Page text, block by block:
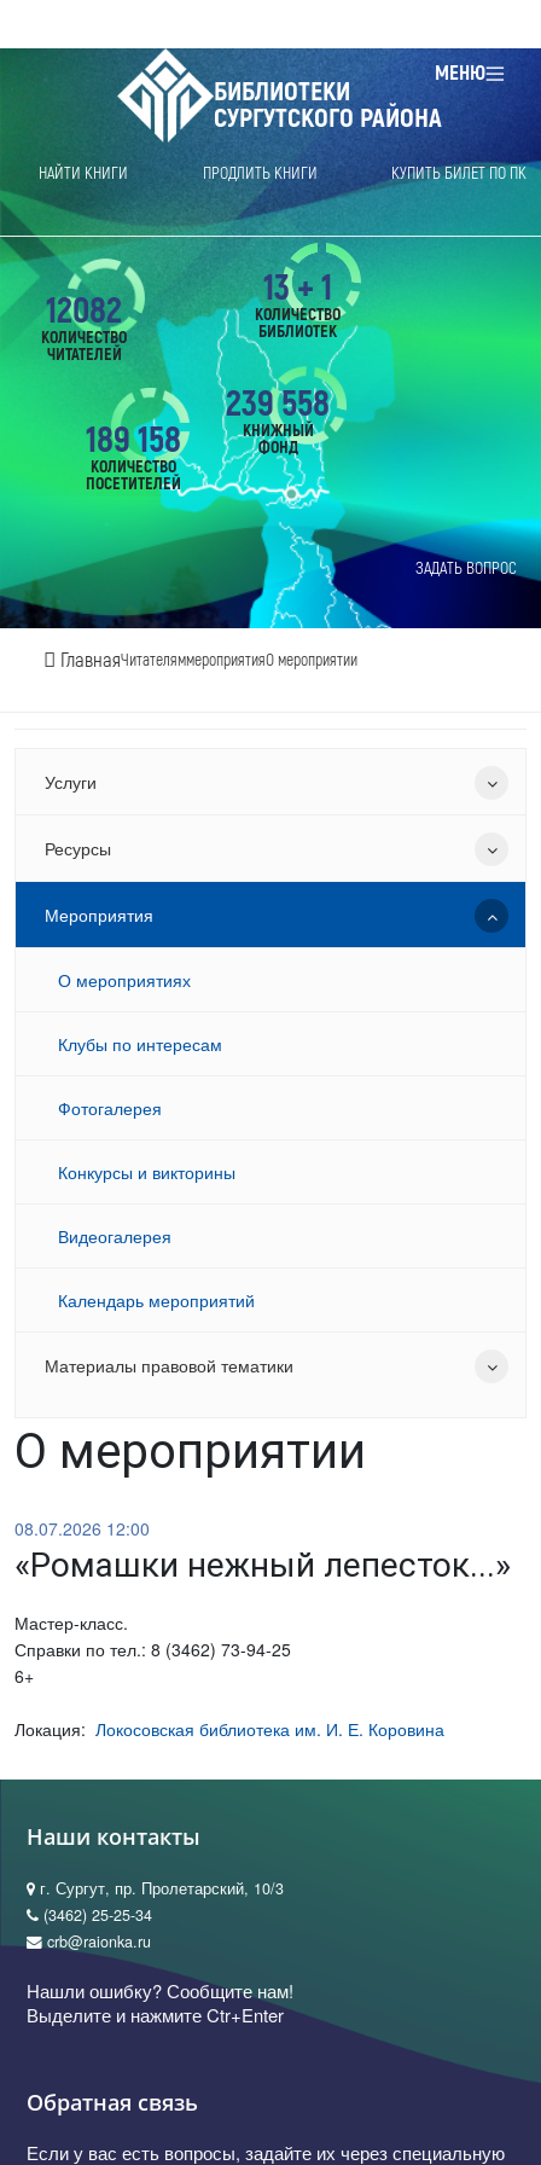
МЕНЮ
БИБЛИОТЕКИ
СУРГУТСКОГО РАЙОНА
НАЙТИ КНИГИ ПРОДЛИТЬ КНИГИ КУПИТЬ БИЛЕТ ПО ПК
ЗАДАТЬ ВОПРОС
ГлавнаяЧитателяммероприятияО мероприятии
12082
КОЛИЧЕСТВО
ЧИТАТЕЛЕЙ
189 158
КОЛИЧЕСТВО
ПОСЕТИТЕЛЕЙ
239 558
КНИЖНЫЙ
ФОНД
13 + 1
КОЛИЧЕСТВО
БИБЛИОТЕК
Услуги
Ресурсы
Мероприятия
О мероприятиях
Клубы по интересам
Фотогалерея
Конкурсы и викторины
Видеогалерея
Календарь мероприятий
Материалы правовой тематики
О мероприятии
08.07.2026 12:00
«Ромашки нежный лепесток...»
Мастер-класс.
Справки по тел.: 8 (3462) 73-94-25
6+
Локация: Локосовская библиотека им. И. Е. Коровина
Наши контакты
г. Сургут, пр. Пролетарский, 10/3
(3462) 25-25-34
crb@raionka.ru
Нашли ошибку? Сообщите нам!
Выделите и нажмите Ctr+Enter
Обратная связь
Если у вас есть вопросы, задайте их через специальную